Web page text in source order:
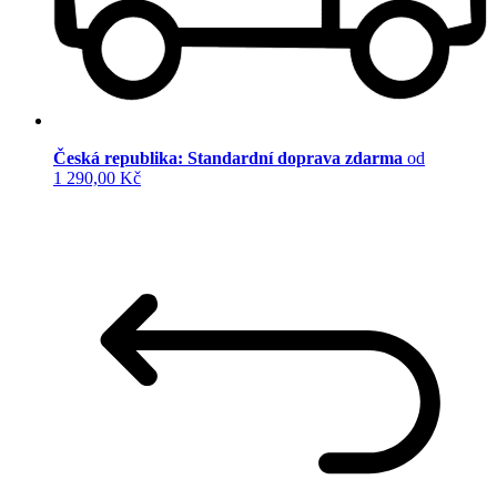
Česká republika: Standardní doprava zdarma od
1 290,00 Kč